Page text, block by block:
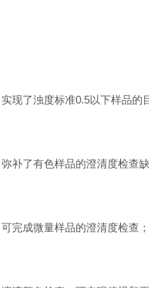
实现了浊度标准0.5以下样品的
弥补了有色样品的澄清度检查缺
可完成微量样品的澄清度检查；